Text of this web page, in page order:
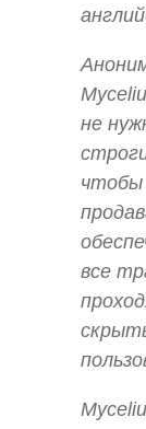
не
чтобы
все